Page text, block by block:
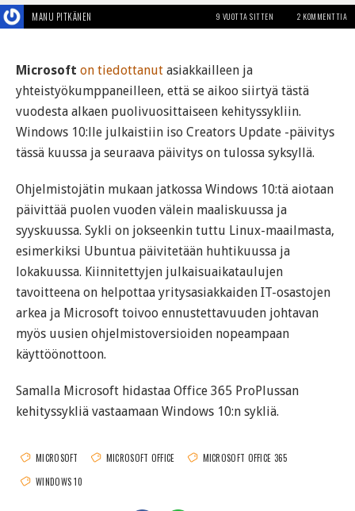
MANU PITKÄNEN 9 VUOTTA SITTEN 2 KOMMENTTIA
Microsoft on tiedottanut asiakkailleen ja
yhteistyökumppaneilleen, että se aikoo siirtyä tästä
vuodesta alkaen puolivuosittaiseen kehityssykliin.
Windows 10:lle julkaistiin iso Creators Update -päivitys
tässä kuussa ja seuraava päivitys on tulossa syksyllä.
Ohjelmistojätin mukaan jatkossa Windows 10:tä aiotaan
päivittää puolen vuoden välein maaliskuussa ja
syyskuussa. Sykli on jokseenkin tuttu Linux-maailmasta,
esimerkiksi Ubuntua päivitetään huhtikuussa ja
lokakuussa. Kiinnitettyjen julkaisuaikataulujen
tavoitteena on helpottaa yritysasiakkaiden IT-osastojen
arkea ja Microsoft toivoo ennustettavuuden johtavan
myös uusien ohjelmistoversioiden nopeampaan
käyttöönottoon.
Samalla Microsoft hidastaa Office 365 ProPlussan
kehityssykliä vastaamaan Windows 10:n sykliä.
MICROSOFT MICROSOFT OFFICE
MICROSOFT OFFICE 365
WINDOWS 10